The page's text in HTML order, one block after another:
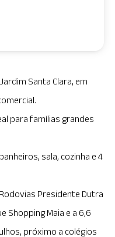
Santa Clara, em
para famílias grandes
sala, cozinha e 4
Presidente Dutra
Shopping Maia e a 6,6
próximo a colégios